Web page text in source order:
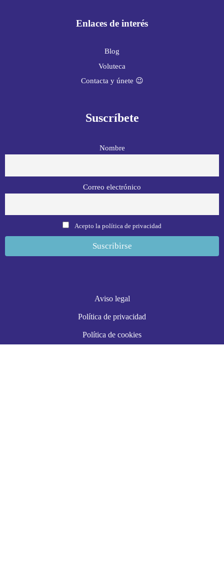
Enlaces de interés
Blog
Voluteca
Contacta y únete 😉
Suscríbete
Nombre
Correo electrónico
Acepto la política de privacidad
Aviso legal
Política de privacidad
Política de cookies